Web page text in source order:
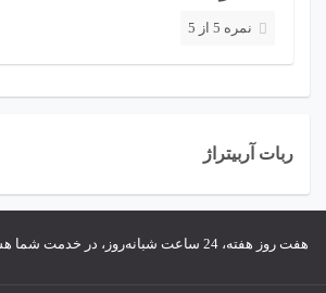
:
نمره 5 از 5
ربات آربیتراژ
هفت روز هفته، 24 ساعت شبانه‌روز، در خدمت شما هستیم.